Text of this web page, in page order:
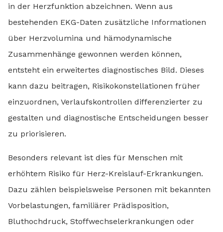
in der Herzfunktion abzeichnen. Wenn aus
bestehenden EKG-Daten zusätzliche Informationen
über Herzvolumina und hämodynamische
Zusammenhänge gewonnen werden können,
entsteht ein erweitertes diagnostisches Bild. Dieses
kann dazu beitragen, Risikokonstellationen früher
einzuordnen, Verlaufskontrollen differenzierter zu
gestalten und diagnostische Entscheidungen besser
zu priorisieren.
Besonders relevant ist dies für Menschen mit
erhöhtem Risiko für Herz-Kreislauf-Erkrankungen.
Dazu zählen beispielsweise Personen mit bekannten
Vorbelastungen, familiärer Prädisposition,
Bluthochdruck, Stoffwechselerkrankungen oder